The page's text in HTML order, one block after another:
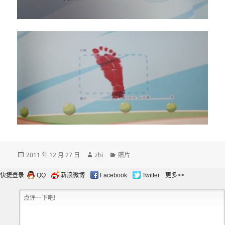
发
于
2011 年 12 月 27 日
作
zhi
分
照片
快捷登录: QQ 新浪微博 Facebook Twitter 更多>>